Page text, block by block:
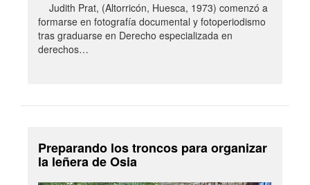
Judith Prat, (Altorricón, Huesca, 1973) comenzó a
formarse en fotografía documental y fotoperiodismo
tras graduarse en Derecho especializada en
derechos…
Preparando los troncos para organizar
la leñera de Osia